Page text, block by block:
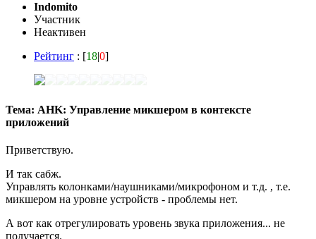
Indomito
Участник
Неактивен
Рейтинг : [18|0]
Тема: AHK: Управление микшером в контексте
приложений
Приветствую.
И так сабж.
Управлять колонками/наушниками/микрофоном и т.д. , т.е.
микшером на уровне устройств - проблемы нет.
А вот как отрегулировать уровень звука приложения... не
получается.